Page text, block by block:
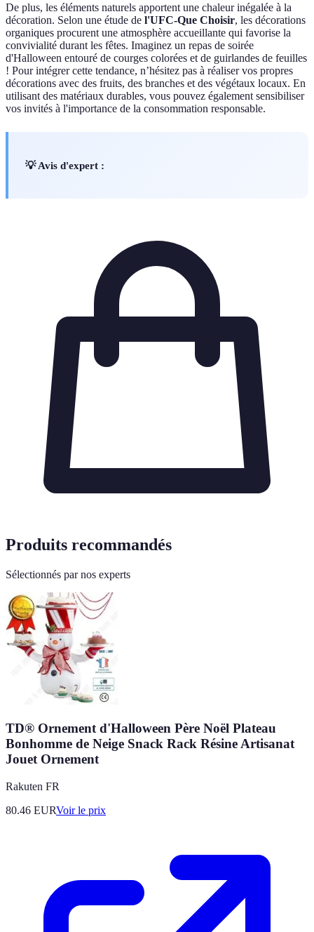
De plus, les éléments naturels apportent une chaleur inégalée à la
décoration. Selon une étude de l'UFC-Que Choisir, les décorations
organiques procurent une atmosphère accueillante qui favorise la
convivialité durant les fêtes. Imaginez un repas de soirée
d'Halloween entouré de courges colorées et de guirlandes de feuilles
! Pour intégrer cette tendance, n’hésitez pas à réaliser vos propres
décorations avec des fruits, des branches et des végétaux locaux. En
utilisant des matériaux durables, vous pouvez également sensibiliser
vos invités à l'importance de la consommation responsable.
💡 Avis d'expert :
Produits recommandés
Sélectionnés par nos experts
TD® Ornement d'Halloween Père Noël Plateau
Bonhomme de Neige Snack Rack Résine Artisanat
Jouet Ornement
Rakuten FR
80.46 EURVoir le prix